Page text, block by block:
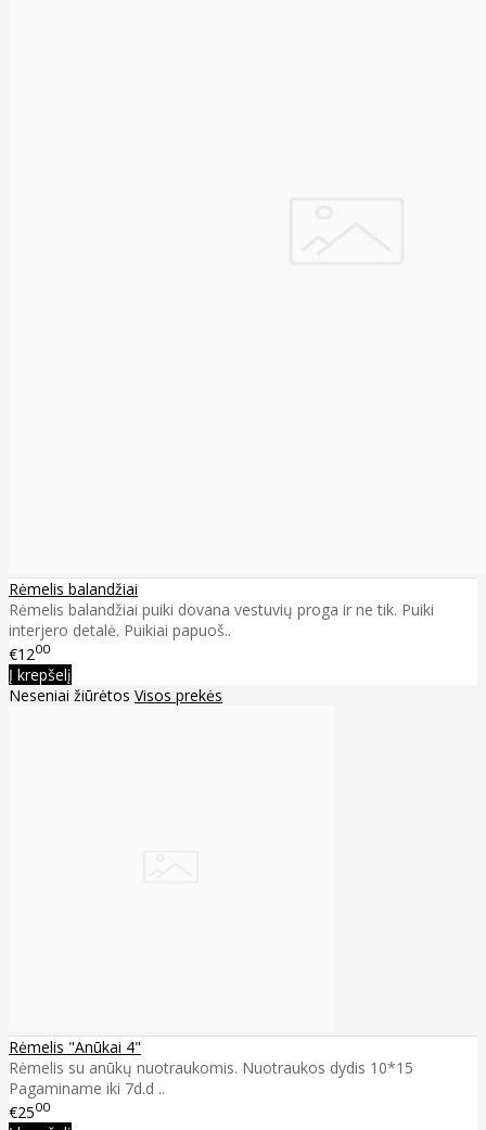
Rėmelis balandžiai
Rėmelis balandžiai puiki dovana vestuvių proga ir ne tik. Puiki
interjero detalė. Puikiai papuoš..
€1200
Į krepšelį
Neseniai žiūrėtos Visos prekės
Rėmelis "Anūkai 4"
Rėmelis su anūkų nuotraukomis. Nuotraukos dydis 10*15
Pagaminame iki 7d.d ..
€2500